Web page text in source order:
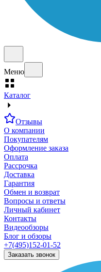
Меню
Каталог
Отзывы
О компании
Покупателям
Оформление заказа
Оплата
Рассрочка
Доставка
Гарантия
Обмен и возврат
Вопросы и ответы
Личный кабинет
Контакты
Видеообзоры
Блог и обзоры
+7(495)152-01-52
Заказать звонок